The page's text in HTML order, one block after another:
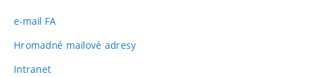
e-mail FA
Hromadné mailové adresy
Intranet